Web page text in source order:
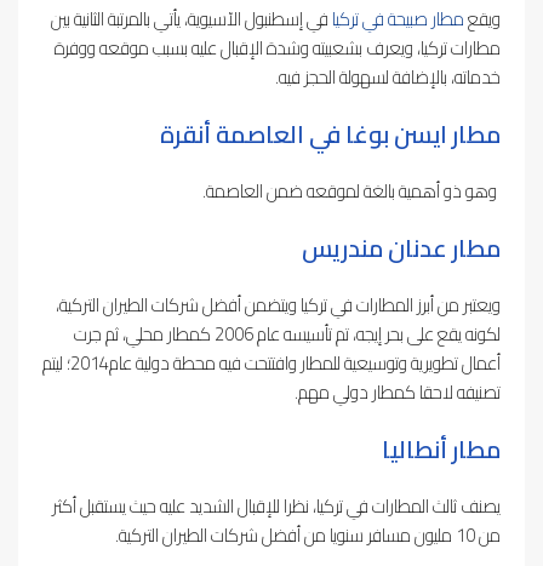
ويقعمطار صبيحة في تركيافي إسطنبول الآسيوية، يأتي بالمرتبة الثانية بين
مطارات تركيا، ويعرف بشعبيته وشدة الإقبال عليه بسبب موقعه ووفرة
خدماته، بالإضافة لسهولة الحجز فيه.
مطار ايسن بوغا في العاصمة أنقرة
وهو ذو أهمية بالغة لموقعه ضمن العاصمة.
مطار عدنان مندريس
ويعتبر من أبرز المطارات في تركيا ويتضمن أفضل شركات الطيران التركية،
لكونه يقع على بحر إيجه، تم تأسيسه عام 2006 كمطار محلي، ثم جرت
أعمال تطويرية وتوسيعية للمطار وافتتحت فيه محطة دولية عام2014؛ ليتم
تصنيفه لاحقا كمطار دولي مهم.
مطار أنطاليا
يصنف ثالث المطارات في تركيا، نظرا للإقبال الشديد عليه حيث يستقبل أكثر
من 10 مليون مسافر سنويا من أفضل شركات الطيران التركية.